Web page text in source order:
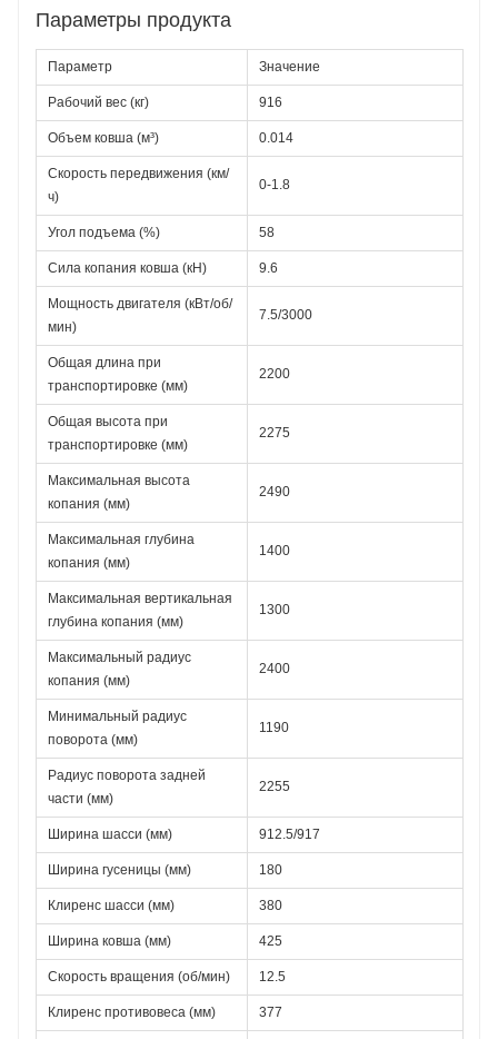
Параметры продукта
Параметр Значение
Рабочий вес (кг) 916
Объем ковша (м³) 0.014
Скорость передвижения (км/
ч)
0-1.8
Угол подъема (%) 58
Сила копания ковша (кН) 9.6
Мощность двигателя (кВт/об/
мин)
7.5/3000
Общая длина при
транспортировке (мм)
2200
Общая высота при
транспортировке (мм)
2275
Максимальная высота
копания (мм)
2490
Максимальная глубина
копания (мм)
1400
Максимальная вертикальная
глубина копания (мм)
1300
Максимальный радиус
копания (мм)
2400
Минимальный радиус
поворота (мм)
1190
Радиус поворота задней
части (мм)
2255
Ширина шасси (мм) 912.5/917
Ширина гусеницы (мм) 180
Клиренс шасси (мм) 380
Ширина ковша (мм) 425
Скорость вращения (об/мин) 12.5
Клиренс противовеса (мм) 377